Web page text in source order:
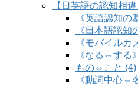
【日英語の認知相
《英語認知の
《日本語認知
《モバイル
《なる⇔する
もの⇔こと (4)
《動詞中心⇔